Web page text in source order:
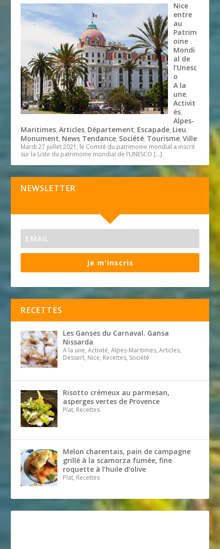
Nice
entre
au
Patrim
oine
Mondi
al de
l’Unesc
o
A la
une,
Activit
és,
Alpes-
Maritimes,Articles, Département, Escapade, Lieu,
Monument, News Tendance, Société, Tourisme,Ville
Mardi 27 juillet 2021, le Comité du patrimoine mondial a inscrit
sur la Liste du patrimoine mondial de l’UNESCO […]
NEWSLETTER
Je m'inscris
RECETTES
Les Ganses du Carnaval. Gansa
Nissarda
A la une, Activité, Alpes-Maritimes, Articles,
Dessert, Nice, Recettes, Société
Risotto crémeux au parmesan,
asperges vertes de Provence
Plat, Recettes
Melon charentais, pain de campagne
grillé à la scamorza fumée, fine
roquette à l’huile d’olive
Plat, Recettes